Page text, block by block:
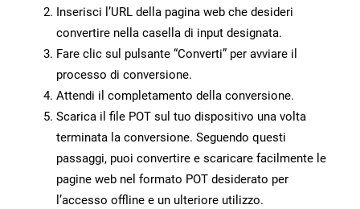
Inserisci l’URL della pagina web che desideri
convertire nella casella di input designata.
Fare clic sul pulsante “Converti” per avviare il
processo di conversione.
Attendi il completamento della conversione.
Scarica il file POT sul tuo dispositivo una volta
terminata la conversione. Seguendo questi
passaggi, puoi convertire e scaricare facilmente le
pagine web nel formato POT desiderato per
l’accesso offline e un ulteriore utilizzo.